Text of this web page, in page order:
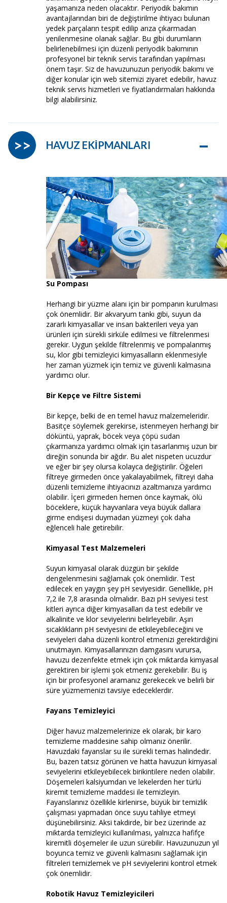
yaşamanıza neden olacaktır. Periyodik bakımın
avantajlarından biri de değiştirilme ihtiyacı bulunan
yedek parçaların tespit edilip arıza çıkarmadan
yenilenmesine olanak sağlar. Bu gibi durumların
belirlenebilmesi için düzenli periyodik bakımının
profesyonel bir teknik servis tarafından yapılması
önem taşır. Siz de havuzunuzun periyodik bakımı ve
diğer konular için web sitemizi ziyaret edebilir, havuz
teknik servis hizmetleri ve fiyatlandırmaları hakkında
bilgi alabilirsiniz.
HAVUZ EKİPMANLARI –
>>
Su Pompası
Herhangi bir yüzme alanı için bir pompanın kurulması
çok önemlidir. Bir akvaryum tankı gibi, suyun da
zararlı kimyasallar ve insan bakterileri veya yan
ürünleri için sürekli sirküle edilmesi ve filtrelenmesi
gerekir. Uygun şekilde filtrelenmiş ve pompalanmış
su, klor gibi temizleyici kimyasalların eklenmesiyle
her zaman yüzmek için temiz ve güvenli kalmasına
yardımcı olur.
Bir Kepçe ve Filtre Sistemi
Bir kepçe, belki de en temel havuz malzemeleridir.
Basitçe söylemek gerekirse, istenmeyen herhangi bir
döküntü, yaprak, böcek veya çöpü sudan
çıkarmanıza yardımcı olmak için tasarlanmış uzun bir
direğin sonunda bir ağdır. Bu alet nispeten ucuzdur
ve eğer bir şey olursa kolayca değiştirilir. Öğeleri
filtreye girmeden önce yakalayabilmek, filtreyi daha
düzenli temizleme ihtiyacınızı azaltmanıza yardımcı
olabilir. İçeri girmeden hemen önce kaymak, ölü
böceklere, küçük hayvanlara veya büyük dallara
girme endişesi duymadan yüzmeyi çok daha
eğlenceli hale getirebilir.
Kimyasal Test Malzemeleri
Suyun kimyasal olarak düzgün bir şekilde
dengelenmesini sağlamak çok önemlidir. Test
edilecek en yaygın şey pH seviyesidir. Genellikle, pH
7,2 ile 7,8 arasında olmalıdır. Bazı pH seviyesi test
kitleri ayrıca diğer kimyasalları da test edebilir ve
alkalinite ve klor seviyelerini belirleyebilir. Aşırı
sıcaklıkların pH seviyesini de etkileyebileceğini ve
seviyeleri daha düzenli kontrol etmenizi gerektirdiğini
unutmayın. Kimyasallarınızın damgasını vurursa,
havuzu dezenfekte etmek için çok miktarda kimyasal
gerektiren bir işlemi şok etmeniz gerekebilir. Bu iş
için bir profesyonel aramanız gerekecek ve belirli bir
süre yüzmemenizi tavsiye edeceklerdir.
Fayans Temizleyici
Diğer havuz malzemelerinize ek olarak, bir karo
temizleme maddesine sahip olmanız önerilir.
Havuzdaki fayanslar su ile sürekli temas halindedir.
Bu, bazen tatsız görünen ve hatta havuzun kimyasal
seviyelerini etkileyebilecek birikintilere neden olabilir.
Döşemeleri kalsiyumdan ve lekelerden her türlü
kiremit temizleme maddesi ile temizleyin.
Fayanslarınız özellikle kirlenirse, büyük bir temizlik
çalışması yapmadan önce suyu tahliye etmeyi
düşünebilirsiniz. Aksi takdirde, bir bez üzerinde az
miktarda temizleyici kullanılması, yalnızca hafifçe
kiremitli döşemeler ile uzun sürebilir. Havuzunuzun yıl
boyunca temiz ve güvenli kalmasını sağlamak için
filtreleri temizlemek ve pH seviyelerini kontrol etmek
çok önemlidir.
Robotik Havuz Temizleyicileri